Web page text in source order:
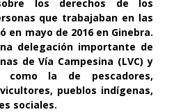
los derechos de los
que trabajaban en las
en mayo de 2016 en Ginebra.
delegación importante de
de Vía Campesina (LVC) y
como la de pescadores,
pueblos indígenas,
sociales.